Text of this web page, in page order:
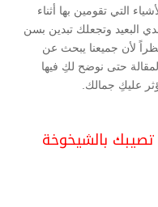
التي تقومين بها أثناء
البعيد وتجعلك تبدين بسن
لأن جميعنا يبحث عن
حتى نوضح لكِ فيها
عليكِ جمالك.
بالشيخوخة